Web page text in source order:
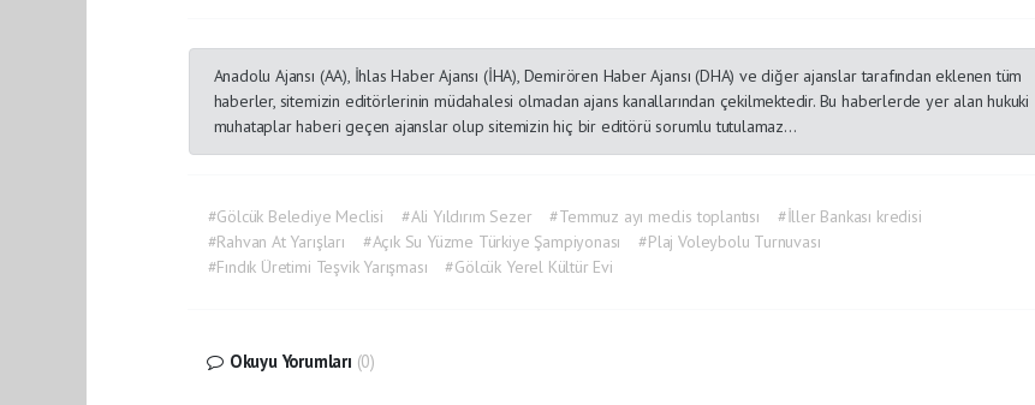
Anadolu Ajansı (AA), İhlas Haber Ajansı (İHA), Demirören Haber Ajansı (DHA) ve diğer ajanslar tarafından eklenen tüm
haberler, sitemizin editörlerinin müdahalesi olmadan ajans kanallarından çekilmektedir. Bu haberlerde yer alan hukuki
muhataplar haberi geçen ajanslar olup sitemizin hiç bir editörü sorumlu tutulamaz...
#Gölcük Belediye Meclisi #Ali Yıldırım Sezer #Temmuz ayı meclis toplantısı
#İller Bankası kredisi
#Rahvan At Yarışları
#Açık Su Yüzme Türkiye Şampiyonası
#Plaj Voleybolu Turnuvası
#Fındık Üretimi Teşvik Yarışması
#Gölcük Yerel Kültür Evi
Okuyu Yorumları (0)